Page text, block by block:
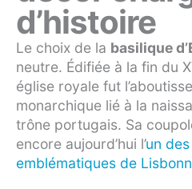
d’histoire
Le choix de la basilique
neutre. Édifiée à la fin du
église royale fut
monarchique lié à la
trône portugais. Sa
encore aujourd’hui l’un
emblématiques de